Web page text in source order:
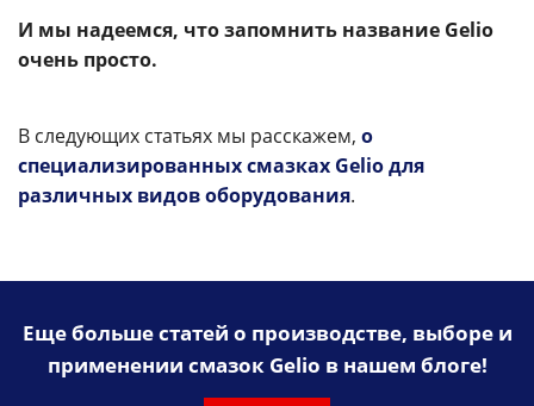
И мы надеемся, что запомнить название Gelio
очень просто.
В следующих статьях мы расскажем, о
специализированных смазках Gelio для
различных видов оборудования.
Еще больше статей о производстве, выборе и
применении смазок Gelio в нашем блоге!